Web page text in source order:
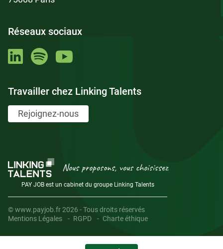
Réseaux sociaux
Travailler chez Linking Talents
Rejoignez-nous
Nous proposons, vous choisissez
PAY JOB est un cabinet du groupe Linking Talents
© www.payjob.fr 2026 - Tous droits réservés
Mentions Légales
RGPD Charte éthique